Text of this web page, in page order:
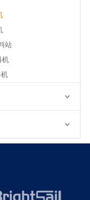
站
机